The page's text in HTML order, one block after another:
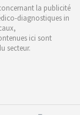
la publicité
diagnostiques in
ici sont
secteur.